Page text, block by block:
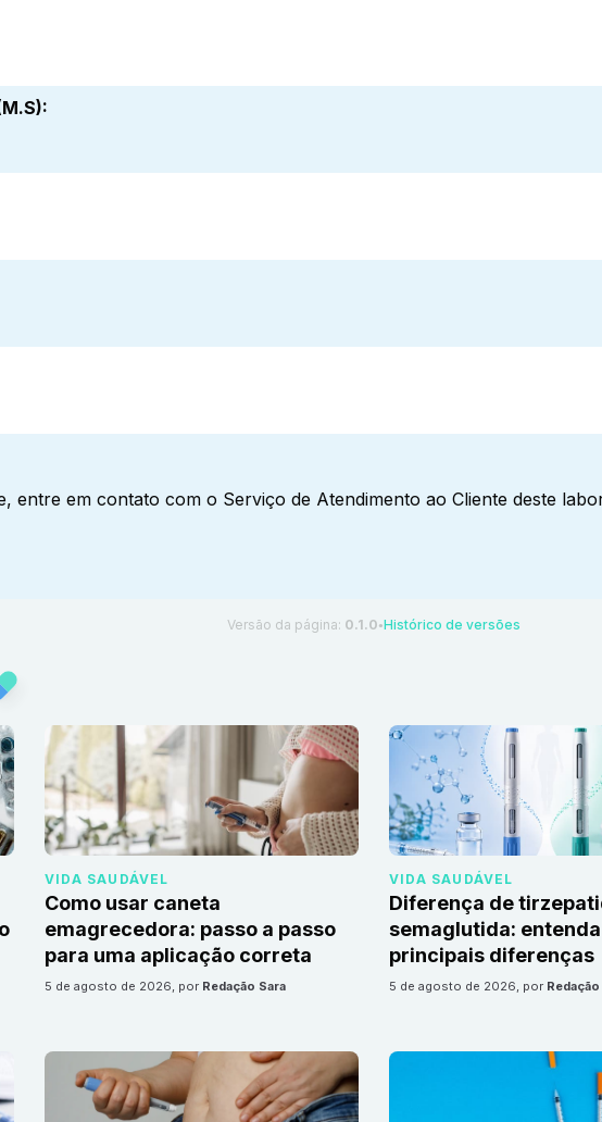
:
entre em contato com o Serviço de Atendimento ao Cliente deste
Versão da página: 0.1.0 ●Histórico de versões
VIDA SAUDÁVEL
Como usar caneta
emagrecedora: passo a passo
para uma aplicação correta
5 de agosto de 2026, por Redação Sara
VIDA SAUDÁVEL
Diferença de
semaglutida:
principais diferenças
5 de agosto de 2026, por